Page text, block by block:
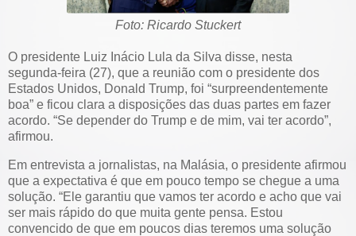
Foto: Ricardo Stuckert
O presidente Luiz Inácio Lula da Silva disse, nesta
segunda-feira (27), que a reunião com o presidente dos
Estados Unidos, Donald Trump, foi “surpreendentemente
boa” e ficou clara a disposições das duas partes em fazer
acordo. “Se depender do Trump e de mim, vai ter acordo”,
afirmou.
Em entrevista a jornalistas, na Malásia, o presidente afirmou
que a expectativa é que em pouco tempo se chegue a uma
solução. “Ele garantiu que vamos ter acordo e acho que vai
ser mais rápido do que muita gente pensa. Estou
convencido de que em poucos dias teremos uma solução